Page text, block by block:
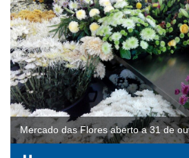
Mercado das Flores aberto a 31 de